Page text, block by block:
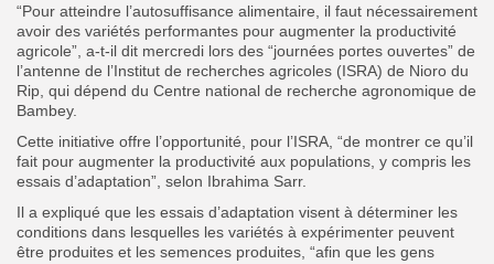
“Pour atteindre l’autosuffisance alimentaire, il faut nécessairement
avoir des variétés performantes pour augmenter la productivité
agricole”, a-t-il dit mercredi lors des “journées portes ouvertes” de
l’antenne de l’Institut de recherches agricoles (ISRA) de Nioro du
Rip, qui dépend du Centre national de recherche agronomique de
Bambey.
Cette initiative offre l’opportunité, pour l’ISRA, “de montrer ce qu’il
fait pour augmenter la productivité aux populations, y compris les
essais d’adaptation”, selon Ibrahima Sarr.
Il a expliqué que les essais d’adaptation visent à déterminer les
conditions dans lesquelles les variétés à expérimenter peuvent
être produites et les semences produites, “afin que les gens